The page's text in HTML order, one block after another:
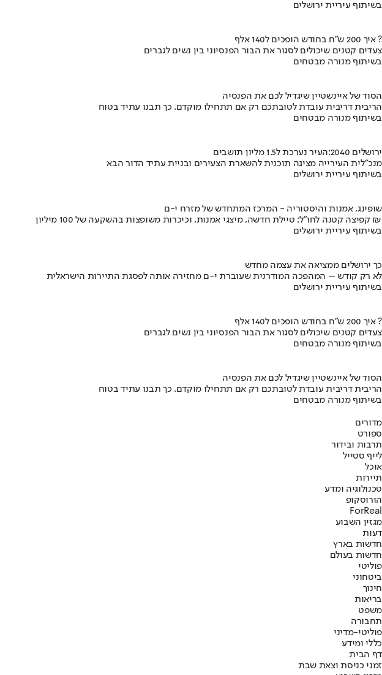
בשיתוף עיריית ירושלים
איך 200 ש"ח בחודש הופכים ל140 אלף ?
צעדים קטנים שיכולים לסגור את הבור הפנסיוני בין נשים לגברים
בשיתוף מנורה מבטחים
הסוד של איינשטיין שיגדיל לכם את הפנסיה
הריבית דריבית עובדת לטובתכם רק אם תתחילו מוקדם. כך תבנו עתיד בטוח
בשיתוף מנורה מבטחים
ירושלים 2040:העיר נערכת ל1.5 מליון תושבים
מנכ"לית העירייה מציגה תוכנית להשארת הצעירים ובניית עתיד הדור הבא
בשיתוף עיריית ירושלים
שופינג, אמנות והיסטוריה - המרכז המתחדש של מזרח י-ם
קפיצה קטנה לחו"ל: טיילת חדשה, מיצגי אמנות, וכיכרות משופצות בהשקעה של 100 מיליון ₪
בשיתוף עיריית ירושלים
כך ירושלים ממציאה את עצמה מחדש
לא רק קודש – המהפכה המודרנית שעוברת י-ם מחזירה אותה לפסגת התיירות הישראלית
בשיתוף עיריית ירושלים
איך 200 ש"ח בחודש הופכים ל140 אלף ?
צעדים קטנים שיכולים לסגור את הבור הפנסיוני בין נשים לגברים
בשיתוף מנורה מבטחים
הסוד של איינשטיין שיגדיל לכם את הפנסיה
הריבית דריבית עובדת לטובתכם רק אם תתחילו מוקדם. כך תבנו עתיד בטוח
בשיתוף מנורה מבטחים
מדורים
ספורט
תרבות ובידור
לייף סטייל
אוכל
תיירות
טכנולוגיה ומדע
הורוסקופ
ForReal
מגזין השבוע
דעות
חדשות בארץ
חדשות בעולם
פוליטי
ביטחוני
חינוך
בריאות
משפט
תחבורה
פוליטי-מדיני
כללי ומידע
דף הבית
זמני כניסת וצאת שבת